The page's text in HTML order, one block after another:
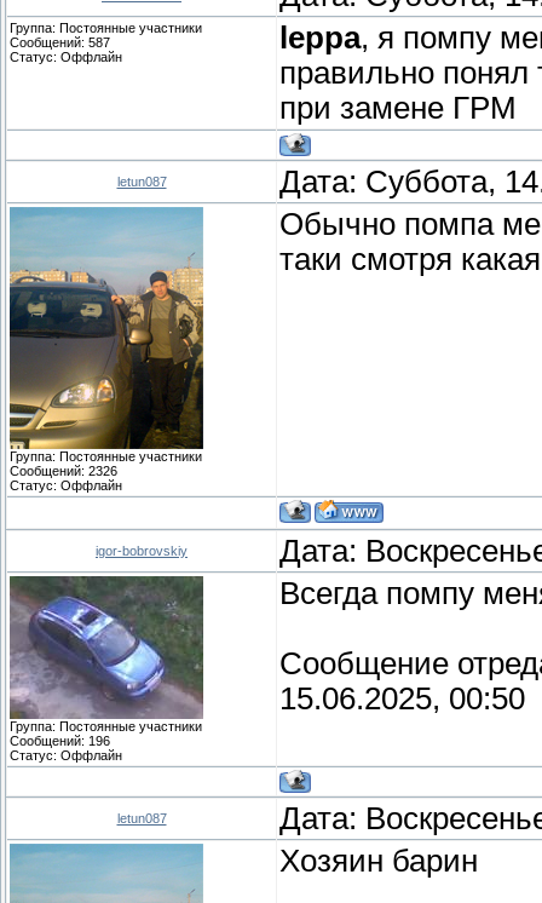
Группа: Постоянные участники
Сообщений: 587
Статус: Оффлайн
leppa, я помпу
правильно понял
при замене ГРМ
letun087 Дата: Суббота,
Группа: Постоянные участники
Сообщений: 2326
Статус: Оффлайн
Обычно помпа
таки смотря
igor-bobrovskiy Дата:
Группа: Постоянные участники
Сообщений: 196
Статус: Оффлайн
Всегда помпу
Сообщение
15.06.2025, 00:50
letun087 Дата:
Хозяин барин